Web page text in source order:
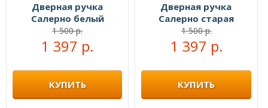
Дверная ручка
Салерно белый
никель/хром
1 500 р.
1 397 р.
КУПИТЬ
Дверная ручка
Салерно старая
бронза
1 500 р.
1 397 р.
КУПИТЬ